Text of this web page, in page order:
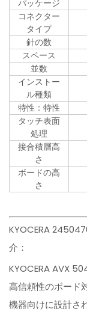
パッケージ
コネクター
タイプ
針の数
スペース
並数
インストー
ル種類
特性：特性
タッチ表面
処理
接合積層高
さ
ボードの高
さ
KYOCERA
介：
KYOCERA AVX
高信頼性のボード
機器向けに設計さ